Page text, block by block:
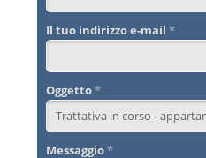
Il tuo indirizzo e-mail *
Oggetto*
Messaggio*